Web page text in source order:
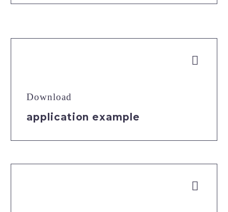


Download
application example

